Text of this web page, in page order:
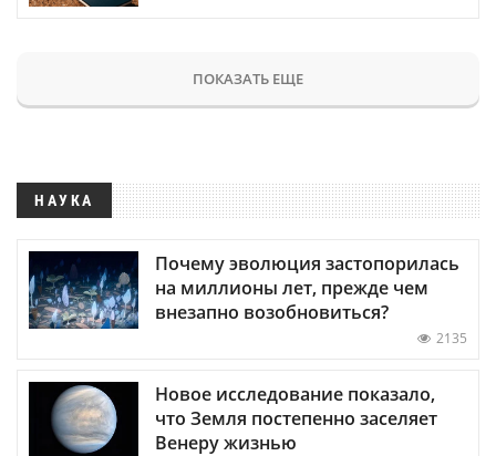
ПОКАЗАТЬ ЕЩЕ
НАУКА
Почему эволюция застопорилась
на миллионы лет, прежде чем
внезапно возобновиться?
2135
Новое исследование показало,
что Земля постепенно заселяет
Венеру жизнью